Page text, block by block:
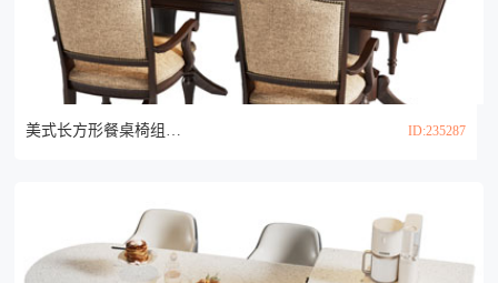
美式长方形餐桌椅组合3d模型 ID:235287